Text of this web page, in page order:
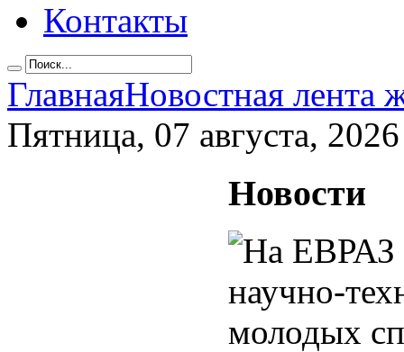
Контакты
ГлавнаяНовостная лента
Пятница, 07 августа, 2026
Новости